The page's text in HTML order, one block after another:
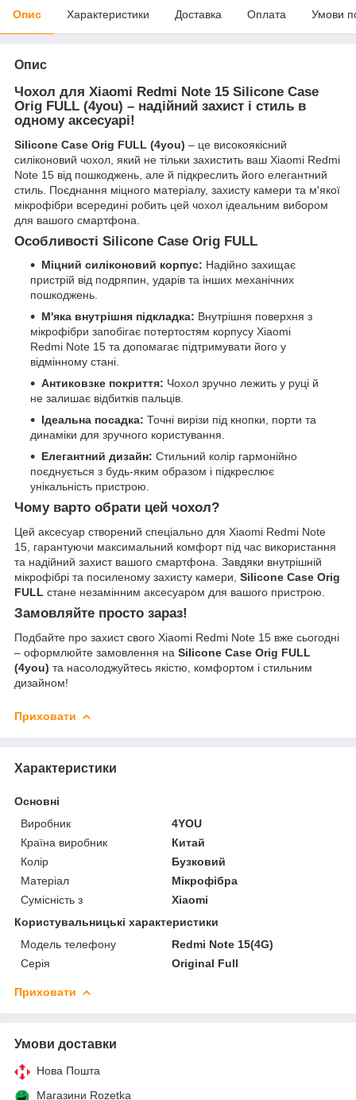
Опис Характеристики Доставка Оплата Умови
Опис
Чохол для Xiaomi Redmi Note 15 Silicone Case
Orig FULL (4you) – надійний захист і стиль в
одному аксесуарі!
Silicone Case Orig FULL (4you) – це високоякісний
силіконовий чохол, який не тільки захистить ваш Xiaomi Redmi
Note 15 від пошкоджень, але й підкреслить його елегантний
стиль. Поєднання міцного матеріалу, захисту камери та м'якої
мікрофібри всередині робить цей чохол ідеальним вибором
для вашого смартфона.
Особливості Silicone Case Orig FULL
Міцний силіконовий корпус: Надійно захищає
пристрій від подряпин, ударів та інших механічних
пошкоджень.
М'яка внутрішня підкладка: Внутрішня поверхня з
мікрофібри запобігає потертостям корпусу Xiaomi
Redmi Note 15 та допомагає підтримувати його у
відмінному стані.
Антиковзке покриття: Чохол зручно лежить у руці й
не залишає відбитків пальців.
Ідеальна посадка: Точні вирізи під кнопки, порти та
динаміки для зручного користування.
Елегантний дизайн: Стильний колір гармонійно
поєднується з будь-яким образом і підкреслює
унікальність пристрою.
Чому варто обрати цей чохол?
Цей аксесуар створений спеціально для Xiaomi Redmi Note
15, гарантуючи максимальний комфорт під час використання
та надійний захист вашого смартфона. Завдяки внутрішній
мікрофібрі та посиленому захисту камери, Silicone Case Orig
FULL стане незамінним аксесуаром для вашого пристрою.
Замовляйте просто зараз!
Подбайте про захист свого Xiaomi Redmi Note 15 вже сьогодні
– оформлюйте замовлення на Silicone Case Orig FULL
(4you) та насолоджуйтесь якістю, комфортом і стильним
дизайном!
Приховати
Характеристики
Основні
Виробник
4YOU
Країна виробник
Китай
Колір
Бузковий
Матеріал
Мікрофібра
Сумісність з
Xiaomi
Користувальницькі характеристики
Модель телефону
Redmi Note 15(4G)
Серія
Original Full
Приховати
Умови доставки
Нова Пошта
Магазини Rozetka